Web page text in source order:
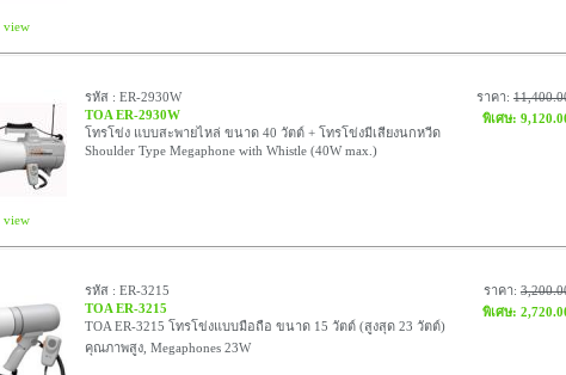
view
view
รหัส : ER-2930W
TOA ER-2930W
โทรโข่ง แบบสะพายไหล่ ขนาด 40 วัตต์ + โทรโข่งมีเสียงนกหวีด
Shoulder Type Megaphone with Whistle (40W max.)
ราคา:
พิเศษ:
รหัส : ER-3215
TOA ER-3215
TOA ER-3215 โทรโข่งแบบมือถือ ขนาด 15 วัตต์ (สูงสุด 23 วัตต์)
คุณภาพสูง, Megaphones 23W
ราคา:
พิเศษ: